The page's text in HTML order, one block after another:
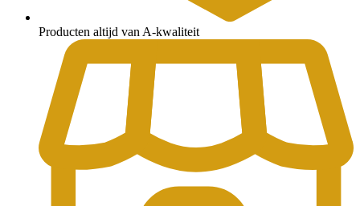
Producten altijd van A-kwaliteit